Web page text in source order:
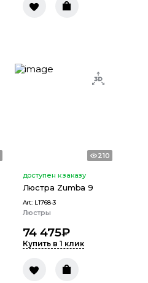
210
доступен к заказу
Люстра Zumba 9
Art: L1768-3
Люстры
74 475₽
Купить в 1 клик